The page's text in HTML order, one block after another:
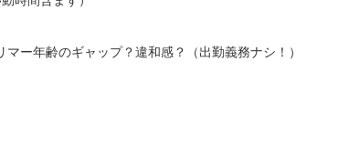
ー年齢のギャップ？違和感？（出勤義務ナシ！）